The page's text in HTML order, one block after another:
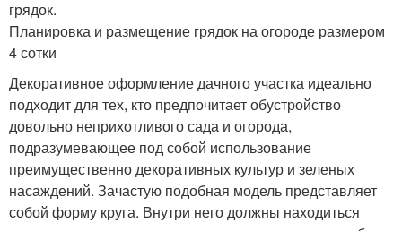
грядок.
Планировка и размещение грядок на огороде размером
4 сотки
Декоративное оформление дачного участка идеально
подходит для тех, кто предпочитает обустройство
довольно неприхотливого сада и огорода,
подразумевающее под собой использование
преимущественно декоративных культур и зеленых
насаждений. Зачастую подобная модель представляет
собой форму круга. Внутри него должны находиться